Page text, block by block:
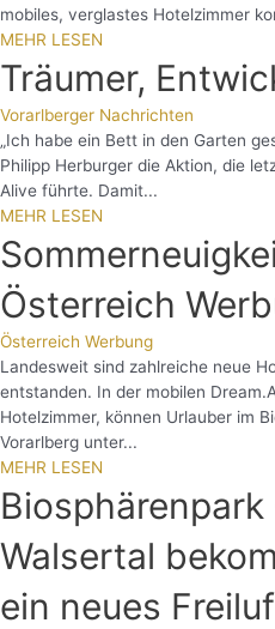
mobiles, verglastes Hotelzimmer
MEHR LESEN
Träumer,
Vorarlberger Nachrichten
„Ich habe ein Bett in den Garten
Philipp Herburger die Aktion, die
Alive führte. Damit...
MEHR LESEN
Österreich
Österreich Werbung
Landesweit sind zahlreiche neue
entstanden. In der mobilen
Hotelzimmer, können Urlauber im
Vorarlberg unter...
MEHR LESEN
Biosphärenpark
Walsertal
ein neues